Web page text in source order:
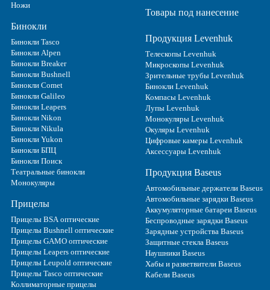
Ножи
Бинокли
Бинокли Tasco
Бинокли Alpen
Бинокли Breaker
Бинокли Bushnell
Бинокли Comet
Бинокли Galileo
Бинокли Leapers
Бинокли Nikon
Бинокли Nikula
Бинокли Yukon
Бинокли БПЦ
Бинокли Поиск
Театральные бинокли
Монокуляры
Прицелы
Прицелы BSA оптические
Прицелы Bushnell оптические
Прицелы GAMO оптические
Прицелы Leapers оптические
Прицелы Leupold оптические
Прицелы Tasco оптические
Коллиматорные прицелы
Товары под нанесение
Продукция Levenhuk
Телескопы Levenhuk
Микроскопы Levenhuk
Зрительные трубы Levenhuk
Бинокли Levenhuk
Компасы Levenhuk
Лупы Levenhuk
Монокуляры Levenhuk
Окуляры Levenhuk
Цифровые камеры Levenhuk
Аксессуары Levenhuk
Продукция Baseus
Автомобильные держатели Baseus
Автомобильные зарядки Baseus
Аккумуляторные батареи Baseus
Беспроводные зарядки Baseus
Зарядные устройства Baseus
Защитные стекла Baseus
Наушники Baseus
Хабы и разветвители Baseus
Кабели Baseus